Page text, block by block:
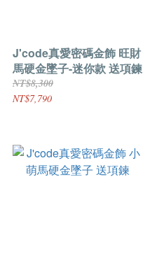
J'code真愛密碼金飾 旺財
馬硬金墜子-迷你款 送項鍊
NT$8,300
NT$7,790